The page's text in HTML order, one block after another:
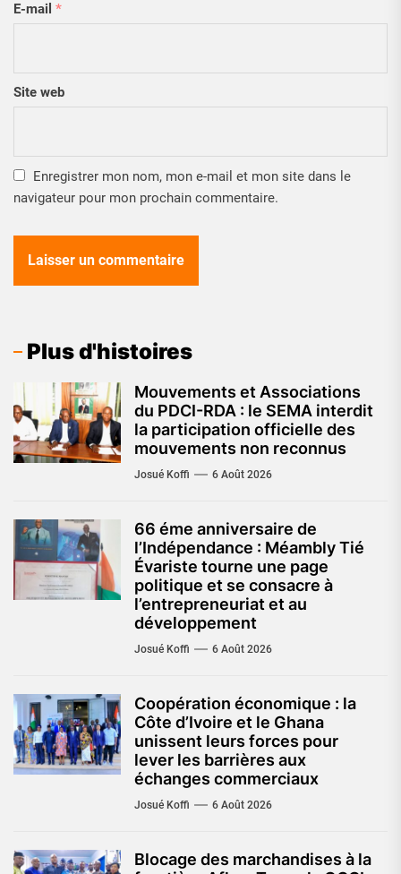
E-mail *
Site web
Enregistrer mon nom, mon e-mail et mon site dans le
navigateur pour mon prochain commentaire.
Plus d'histoires
Mouvements et Associations
du PDCI-RDA : le SEMA interdit
la participation officielle des
mouvements non reconnus
Josué Koffi 6 Août 2026
66 éme anniversaire de
l’Indépendance : Méambly Tié
Évariste tourne une page
politique et se consacre à
l’entrepreneuriat et au
développement
Josué Koffi 6 Août 2026
Coopération économique : la
Côte d’Ivoire et le Ghana
unissent leurs forces pour
lever les barrières aux
échanges commerciaux
Josué Koffi 6 Août 2026
Blocage des marchandises à la